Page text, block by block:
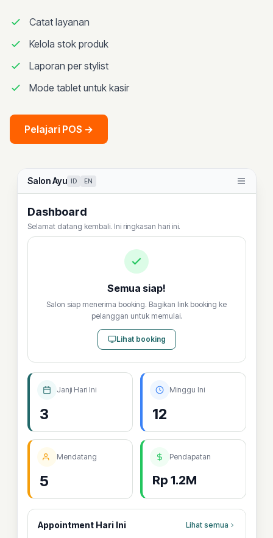
Salon Ayu ID EN
Dashboard
Selamat datang kembali. Ini ringkasan hari ini.
Semua siap!
Salon siap menerima booking. Bagikan link booking ke
pelanggan untuk memulai.
Lihat booking
Janji Hari Ini
3
Minggu Ini
12
Mendatang
5
Pendapatan
Rp 1.2M
Appointment Hari Ini Lihat semua
Catat layanan
Kelola stok produk
Laporan per stylist
Mode tablet untuk kasir
Pelajari POS →